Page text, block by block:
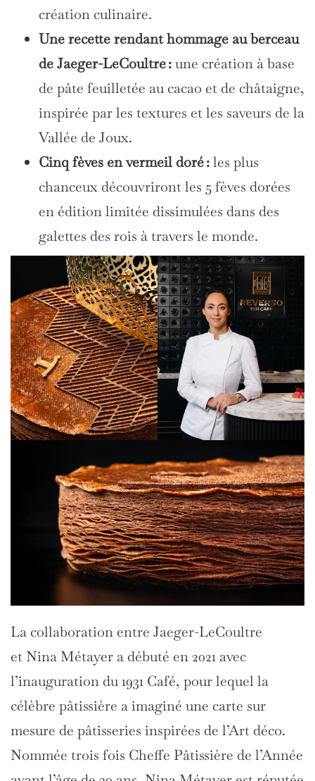
création culinaire.
Une recette rendant hommage au berceau
de Jaeger-LeCoultre :une création à base
de pâte feuilletée au cacao et de châtaigne,
inspirée par les textures et les saveurs de la
Vallée de Joux.
Cinq fèves en vermeil doré :les plus
chanceux découvriront les 5 fèves dorées
en édition limitée dissimulées dans des
galettes des rois à travers le monde.
La collaboration entre Jaeger-LeCoultre
et Nina Métayer a débuté en 2021 avec
l’inauguration du 1931 Café, pour lequel la
célèbre pâtissière a imaginé une carte sur
mesure de pâtisseries inspirées de l’Art déco.
Nommée trois fois Cheffe Pâtissière de l’Année